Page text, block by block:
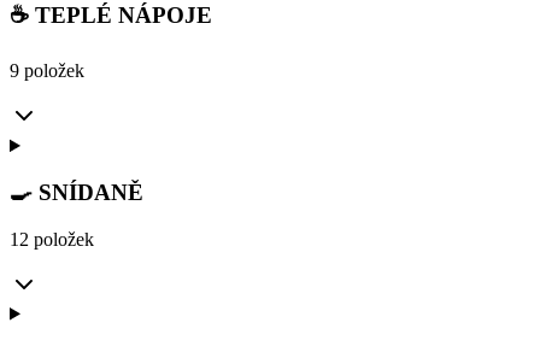
☕ TEPLÉ NÁPOJE
9 položek
🍳 SNÍDANĚ
12 položek